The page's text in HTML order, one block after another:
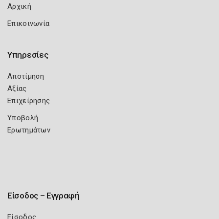
Αρχική
Επικοινωνία
Υπηρεσίες
Αποτίμηση
Αξίας
Επιχείρησης
Υποβολή
Ερωτημάτων
Είσοδος – Εγγραφή
Είσοδος